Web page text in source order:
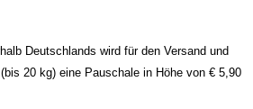
Deutschlands wird für den Versand und
20 kg) eine Pauschale in Höhe von € 5,90